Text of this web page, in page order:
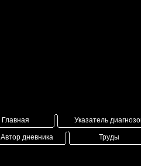
Главная Указатель
Автор дневника Труды